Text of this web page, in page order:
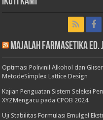
Majalah Farmasetika
Optimasi Polivinil Alkohol dan
MetodeSimplex Lattice Design
Kajian Penguatan Sistem Seleksi
XYZMengacu pada CPOB 2024
Uji Stabilitas Formulasi Emulgel